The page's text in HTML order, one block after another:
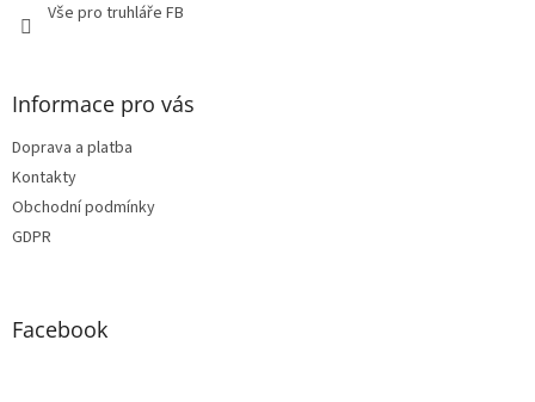
Vše pro truhláře FB
Informace pro vás
Doprava a platba
Kontakty
Obchodní podmínky
GDPR
Facebook